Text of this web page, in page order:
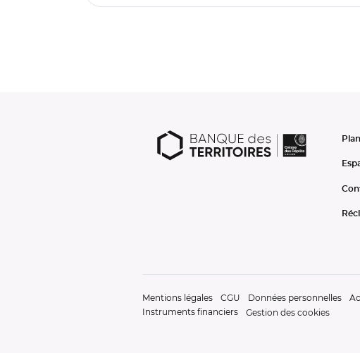
Mentions légales CGU Données personnelles
Instruments financiers
Gestion des cookies